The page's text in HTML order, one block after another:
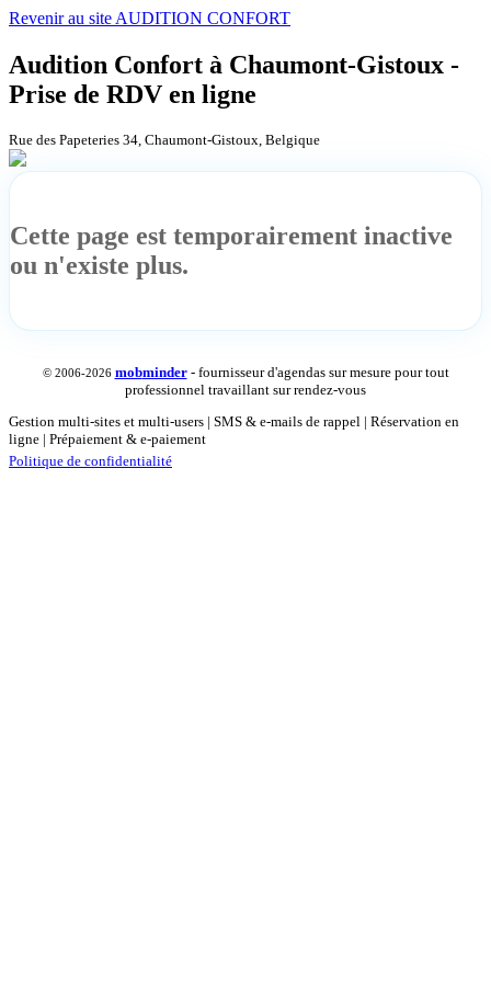
Revenir au site AUDITION CONFORT
Audition Confort à Chaumont-Gistoux -
Prise de RDV en ligne
Rue des Papeteries 34, Chaumont-Gistoux, Belgique
Cette page est temporairement inactive
ou n'existe plus.
© 2006-2026 mobminder- fournisseur d'agendas sur mesure pour tout
professionnel travaillant sur rendez-vous
Gestion multi-sites et multi-users | SMS & e-mails de rappel | Réservation en
ligne | Prépaiement & e-paiement
Politique de confidentialité